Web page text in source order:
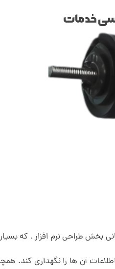
خدمات
طراحی نرم افزار . که بسیار
آن ها را نگهداری کند.